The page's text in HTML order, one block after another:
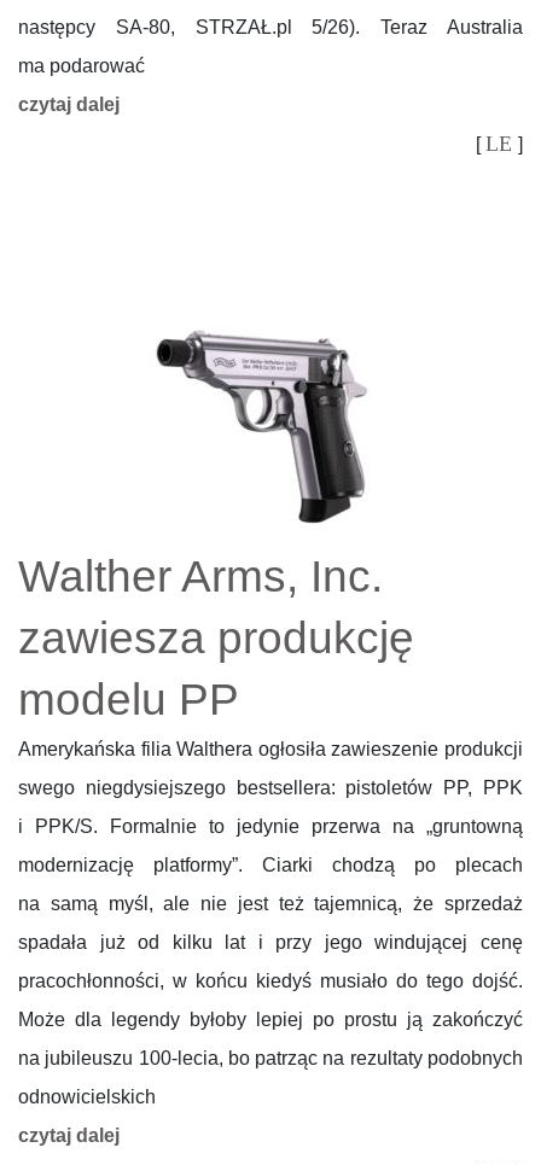
następcy SA-80, STRZAŁ.pl 5/26). Teraz Australia
ma podarować
czytaj dalej
[LE ]
Walther Arms, Inc.
zawiesza produkcję
modelu PP
Amerykańska filia Walthera ogłosiła zawieszenie produkcji
swego niegdysiejszego bestsellera: pistoletów PP, PPK
i PPK/S. Formalnie to jedynie przerwa na „gruntowną
modernizację platformy”. Ciarki chodzą po plecach
na samą myśl, ale nie jest też tajemnicą, że sprzedaż
spadała już od kilku lat i przy jego windującej cenę
pracochłonności, w końcu kiedyś musiało do tego dojść.
Może dla legendy byłoby lepiej po prostu ją zakończyć
na jubileuszu 100-lecia, bo patrząc na rezultaty podobnych
odnowicielskich
czytaj dalej